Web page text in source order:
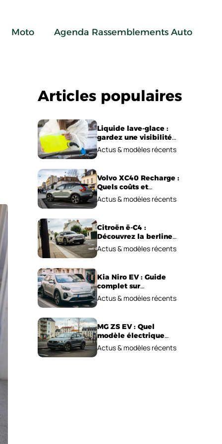
Moto Agenda Rassemblements Auto
Articles populaires
Liquide lave-glace :
gardez une visibilité
parfaite en voiture
Actus & modèles récents
Volvo XC40 Recharge :
Quels coûts et
performances
électriques ?
Actus & modèles récents
Citroën ë-C4 :
Découvrez la berline
électrique
emblématique!
Actus & modèles récents
Kia Niro EV : Guide
complet sur
l’autonomie et le prix !
Actus & modèles récents
MG ZS EV : Quel
modèle électrique
choisir pour 2026 ?
Actus & modèles récents